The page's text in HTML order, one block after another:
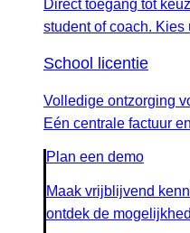
Direct toegang tot
student of coach.
School licentie
Volledige ontzorging
Eén centrale factuur
Plan een demo
Maak vrijblijvend
ontdek de